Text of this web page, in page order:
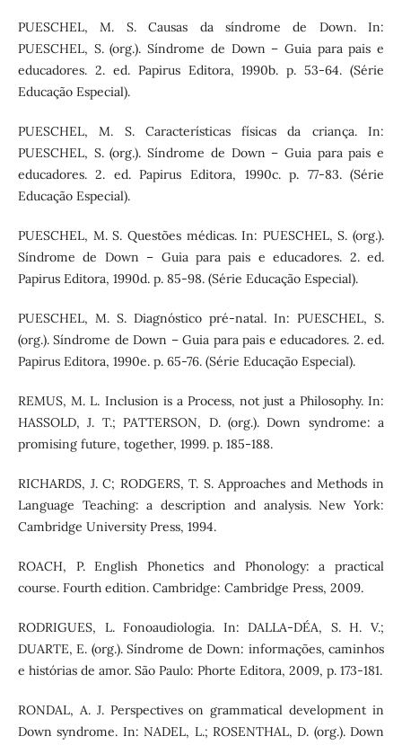
PUESCHEL, M. S. Causas da síndrome de Down. In:
PUESCHEL, S. (org.). Síndrome de Down – Guia para pais e
educadores. 2. ed. Papirus Editora, 1990b. p. 53-64. (Série
Educação Especial).
PUESCHEL, M. S. Características físicas da criança. In:
PUESCHEL, S. (org.). Síndrome de Down – Guia para pais e
educadores. 2. ed. Papirus Editora, 1990c. p. 77-83. (Série
Educação Especial).
PUESCHEL, M. S. Questões médicas. In: PUESCHEL, S. (org.).
Síndrome de Down – Guia para pais e educadores. 2. ed.
Papirus Editora, 1990d. p. 85-98. (Série Educação Especial).
PUESCHEL, M. S. Diagnóstico pré-natal. In: PUESCHEL, S.
(org.). Síndrome de Down – Guia para pais e educadores. 2. ed.
Papirus Editora, 1990e. p. 65-76. (Série Educação Especial).
REMUS, M. L. Inclusion is a Process, not just a Philosophy. In:
HASSOLD, J. T.; PATTERSON, D. (org.). Down syndrome: a
promising future, together, 1999. p. 185-188.
RICHARDS, J. C; RODGERS, T. S. Approaches and Methods in
Language Teaching: a description and analysis. New York:
Cambridge University Press, 1994.
ROACH, P. English Phonetics and Phonology: a practical
course. Fourth edition. Cambridge: Cambridge Press, 2009.
RODRIGUES, L. Fonoaudiologia. In: DALLA-DÉA, S. H. V.;
DUARTE, E. (org.). Síndrome de Down: informações, caminhos
e histórias de amor. São Paulo: Phorte Editora, 2009, p. 173-181.
RONDAL, A. J. Perspectives on grammatical development in
Down syndrome. In: NADEL, L.; ROSENTHAL, D. (org.). Down